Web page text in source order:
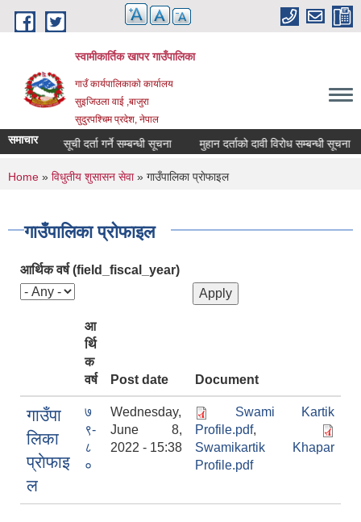
Skip to main content
स्वामीकार्तिक खापर गाउँपालिका
गाउँ कार्यपालिकाकाे कार्यालय
सुइजिउला वाई ,बाजुरा
सुदुरपश्चिम प्रदेश, नेपाल
समाचार
माैजुदा सूची दर्ता गर्ने सम्बन्धी सूचना मुहान दर्ताको दावी विरोध सम्बन्धी सूचना
You are here
Home » विधुतीय शुसासन सेवा» गाउँपालिका प्राेफाइल
गाउँपालिका प्राेफाइल
आर्थिक वर्ष (field_fiscal_year)
आ
र्थि
क
वर्ष
Post date Document
गाउँपा
लिका
प्राेफाइ
ल
७
९-
८
०
Wednesday,
June 8,
2022 - 15:38
Swami Kartik
Profile.pdf,
Swamikartik Khapar
Profile.pdf